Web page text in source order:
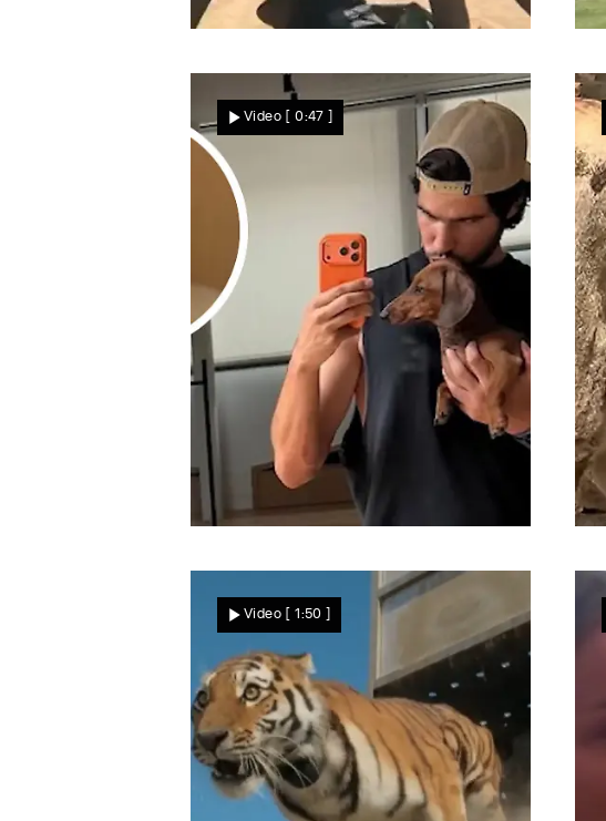
Politiker attackiert
Strandbesucher – mit
einem Liegestuhl!
Nachrichten
Krasse Typveränderung bei
Weltstar – Fans flippen
aus!
Star News
Video [ 0:47 ]
Video [ 1:50 ]